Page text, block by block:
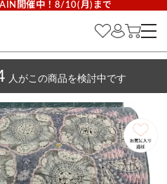
開催中！8/10(月)まで
人がこの商品を検討中です